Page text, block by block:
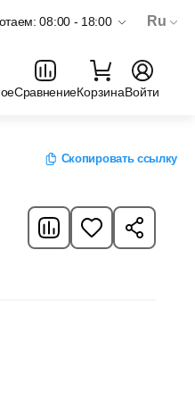
08:00 - 18:00 Ru
СравнениеКорзинаВойти
Скопировать ссылку